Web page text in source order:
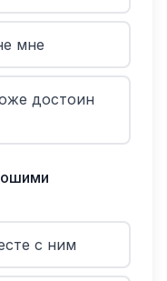
мне
достоин
с ним